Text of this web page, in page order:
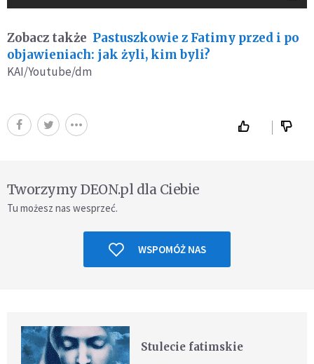
Zobacz także Pastuszkowie z Fatimy przed i po
objawieniach: jak żyli, kim byli?
KAI/Youtube/dm
Tworzymy DEON.pl dla Ciebie
Tu możesz nas wesprzeć.
WSPOMÓŻ NAS
Stulecie fatimskie